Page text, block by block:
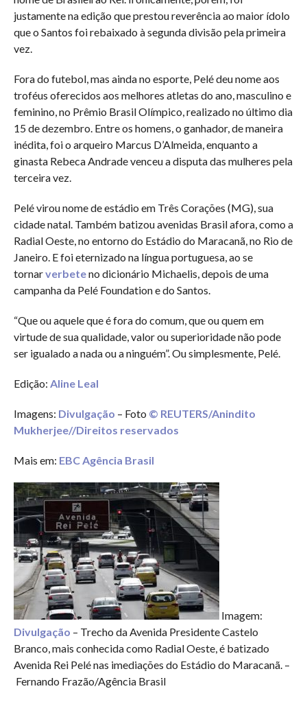
justamente na edição que prestou reverência ao maior ídolo
que o Santos foi rebaixado à segunda divisão pela primeira
vez.
Fora do futebol, mas ainda no esporte, Pelé deu nome aos
troféus oferecidos aos melhores atletas do ano, masculino e
feminino, no Prêmio Brasil Olímpico, realizado no último dia
15 de dezembro. Entre os homens, o ganhador, de maneira
inédita, foi o arqueiro Marcus D’Almeida, enquanto a
ginasta Rebeca Andrade venceu a disputa das mulheres pela
terceira vez.
Pelé virou nome de estádio em Três Corações (MG), sua
cidade natal. Também batizou avenidas Brasil afora, como a
Radial Oeste, no entorno do Estádio do Maracanã, no Rio de
Janeiro. E foi eternizado na língua portuguesa, ao se
tornarverbeteno dicionário Michaelis, depois de uma
campanha da Pelé Foundation e do Santos.
“Que ou aquele que é fora do comum, que ou quem em
virtude de sua qualidade, valor ou superioridade não pode
ser igualado a nada ou a ninguém”. Ou simplesmente, Pelé.
Edição: Aline Leal
Imagens: Divulgação – Foto © REUTERS/Anindito
Mukherjee//Direitos reservados
Mais em: EBC Agência Brasil
Imagem:
Divulgação – Trecho da Avenida Presidente Castelo
Branco, mais conhecida como Radial Oeste, é batizado
Avenida Rei Pelé nas imediações do Estádio do Maracanã. –
Fernando Frazão/Agência Brasil